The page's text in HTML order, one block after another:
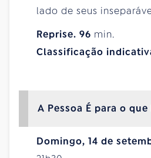
lado de seus
Reprise. 96 min.
Classificação
A Pessoa É para o que
Domingo, 14 de